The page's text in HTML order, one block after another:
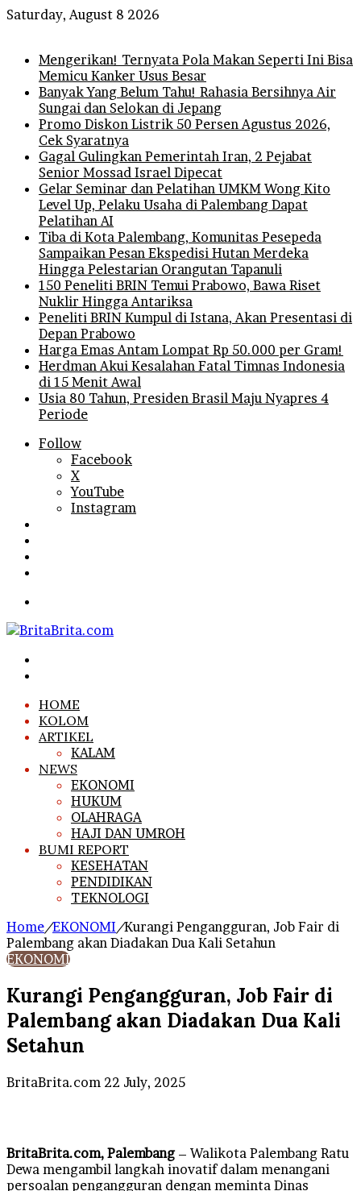
Saturday, August 8 2026
Mengerikan! Ternyata Pola Makan Seperti Ini Bisa
Memicu Kanker Usus Besar
Banyak Yang Belum Tahu! Rahasia Bersihnya Air
Sungai dan Selokan di Jepang
Promo Diskon Listrik 50 Persen Agustus 2026,
Cek Syaratnya
Gagal Gulingkan Pemerintah Iran, 2 Pejabat
Senior Mossad Israel Dipecat
Gelar Seminar dan Pelatihan UMKM Wong Kito
Level Up, Pelaku Usaha di Palembang Dapat
Pelatihan AI
Tiba di Kota Palembang, Komunitas Pesepeda
Sampaikan Pesan Ekspedisi Hutan Merdeka
Hingga Pelestarian Orangutan Tapanuli
150 Peneliti BRIN Temui Prabowo, Bawa Riset
Nuklir Hingga Antariksa
Peneliti BRIN Kumpul di Istana, Akan Presentasi di
Depan Prabowo
Harga Emas Antam Lompat Rp 50.000 per Gram!
Herdman Akui Kesalahan Fatal Timnas Indonesia
di 15 Menit Awal
Usia 80 Tahun, Presiden Brasil Maju Nyapres 4
Periode
Follow
Facebook
X
YouTube
Instagram
HOME
KOLOM
ARTIKEL
KALAM
NEWS
EKONOMI
HUKUM
OLAHRAGA
HAJI DAN UMROH
BUMI REPORT
KESEHATAN
PENDIDIKAN
TEKNOLOGI
Home/EKONOMI/Kurangi Pengangguran, Job Fair di
Palembang akan Diadakan Dua Kali Setahun
EKONOMI
Kurangi Pengangguran, Job Fair di
Palembang akan Diadakan Dua Kali
Setahun
BritaBrita.com Send
22 July, 2025
BritaBrita.com, Palembang– Walikota Palembang Ratu
Dewa mengambil langkah inovatif dalam menangani
persoalan pengangguran dengan meminta Dinas